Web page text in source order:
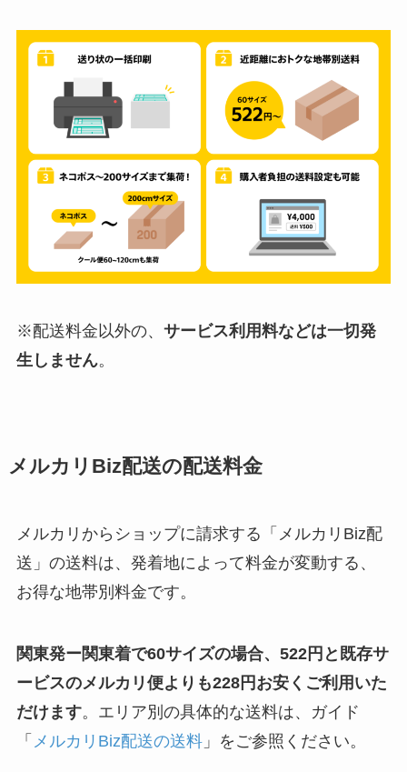
※配送料金以外の、 サービス利用料などは一切発
生しません。
メルカリBiz配送の配送料金
メルカリからショップに請求する「メルカリBiz配
送」の送料は、発着地によって料金が変動する、
お得な地帯別料金です。
関東発ー関東着で60サイズの場合、522円と既存サ
ービスのメルカリ便よりも228円お安くご利用いた
だけます。エリア別の具体的な送料は、ガイド
「 メルカリBiz配送の送料」をご参照ください。